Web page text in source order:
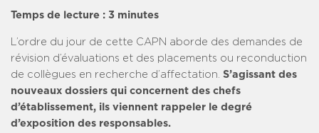
Temps de lecture : 3 minutes
L’ordre du jour de cette CAPN aborde des demandes de
révision d’évaluations et des placements ou reconduction
de collègues en recherche d’affectation. S’agissant des
nouveaux dossiers qui concernent des chefs
d’établissement, ils viennent rappeler le degré
d’exposition des responsables.